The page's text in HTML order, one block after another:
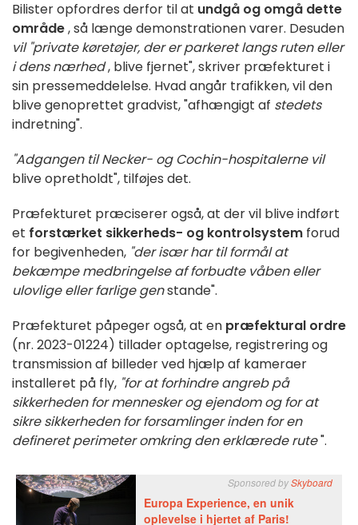
Bilister opfordres derfor til at undgå og omgå dette
område, så længe demonstrationen varer. Desuden
vil "private køretøjer, der er parkeret langs ruten eller
i dens nærhed, blive fjernet", skriver præfekturet i
sin pressemeddelelse. Hvad angår trafikken, vil den
blive genoprettet gradvist, "afhængigt af stedets
indretning".
"Adgangen til Necker- og Cochin-hospitalerne vil
blive opretholdt", tilføjes det.
Præfekturet præciserer også, at der vil blive indført
et forstærket sikkerheds- og kontrolsystem forud
for begivenheden, "der især har til formål at
bekæmpe medbringelse af forbudte våben eller
ulovlige eller farlige genstande".
Præfekturet påpeger også, at en præfektural ordre
(nr. 2023-01224) tillader optagelse, registrering og
transmission af billeder ved hjælp af kameraer
installeret på fly, "for at forhindre angreb på
sikkerheden for mennesker og ejendom og for at
sikre sikkerheden for forsamlinger inden for en
defineret perimeter omkring den erklærede rute".